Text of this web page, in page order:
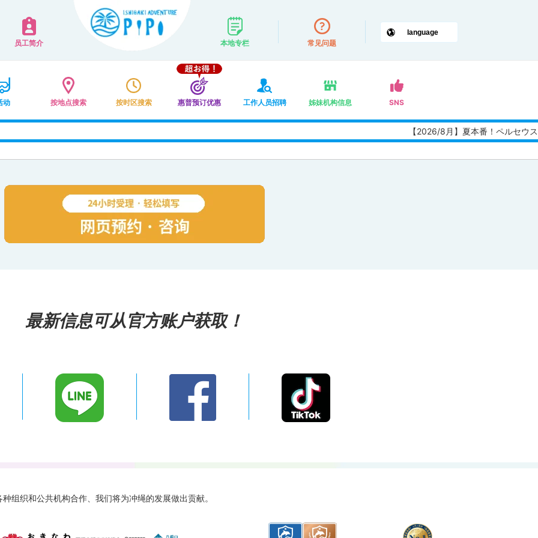
员工简介 本地专栏 常见问题
动 按地点搜索 按时区搜索 惠普预订优惠 工作人员招聘 姊妹机构信息 SNS
【2026/8月】夏本番！ペルセウ
最新信息可从官方账户获取！
组织和公共机构合作、 我们将为冲绳的发展做出贡献。